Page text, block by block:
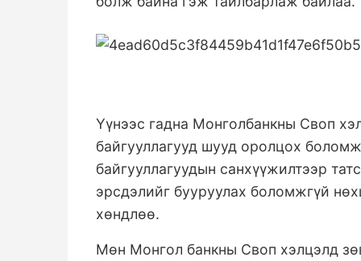
Үүнээс гадна Монголбанкны Своп
байгууллагууд шууд оролцох
байгууллагуудын санхүүжилтээр
эрсдэлийг бууруулах боломжгүй
хөндлөө.
Мөн Монгол банкны Своп хэлцэлд